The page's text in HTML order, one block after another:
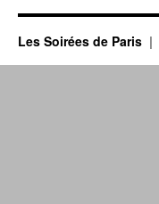
Les Soirées de Paris